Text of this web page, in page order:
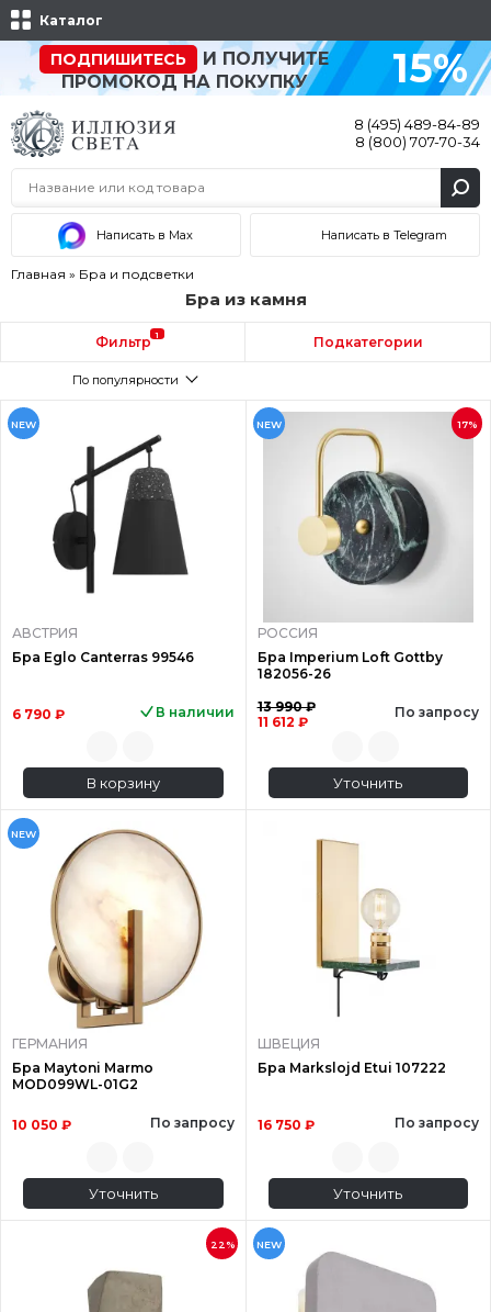
Каталог
ПОДПИШИТЕСЬ
И ПОЛУЧИТЕ
ПРОМОКОД НА ПОКУПКУ
15%
8 (495) 489-84-89
8 (800) 707-70-34
Написать в Max Написать в Telegram
Главная » Бра и подсветки
Бра из камня
Фильтр 1 Подкатегории
По популярности
NEW
АВСТРИЯ
Бра Eglo Canterras 99546
6 790 ₽ В наличии
В корзину
NEW 17%
РОССИЯ
Бра Imperium Loft Gottby
182056-26
13 990 ₽
11 612 ₽
По запросу
Уточнить
NEW
ГЕРМАНИЯ
Бра Maytoni Marmo
MOD099WL-01G2
10 050 ₽ По запросу
Уточнить
ШВЕЦИЯ
Бра Markslojd Etui 107222
16 750 ₽ По запросу
Уточнить
22% NEW